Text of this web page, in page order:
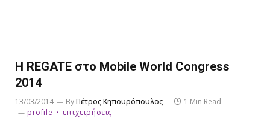
Η REGATE στο Mobile World Congress
2014
13/03/2014 ByΠέτρος Κηπουρόπουλος
1 Min Read
profile
επιχειρήσεις